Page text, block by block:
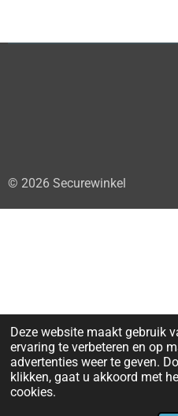
Deze website maakt gebruik
ervaring te verbeteren en op
advertenties weer te geven.
klikken, gaat u akkoord met
cookies.
© 2026 Securewinkel